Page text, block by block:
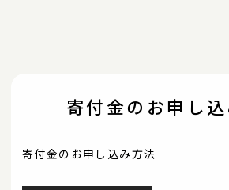
寄付金のお申し
寄付金のお申し込み方法